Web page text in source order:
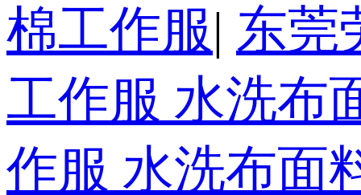
棉工作服| 东莞
工作服 水洗布
作服 水洗布面